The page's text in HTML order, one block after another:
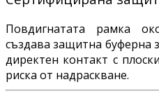
Повдигнатата рамка
създава защитна буферна
директен контакт с
риска от надраскване.